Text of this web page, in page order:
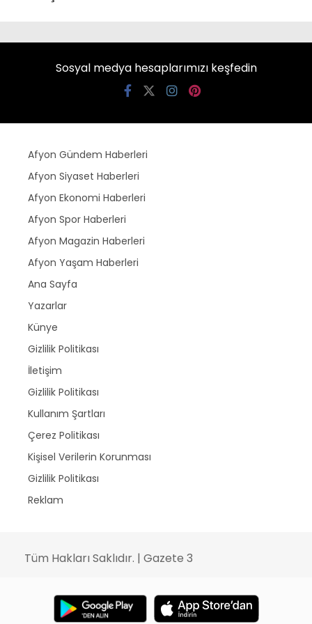
Sosyal medya hesaplarımızı keşfedin
Afyon Gündem Haberleri
Afyon Siyaset Haberleri
Afyon Ekonomi Haberleri
Afyon Spor Haberleri
Afyon Magazin Haberleri
Afyon Yaşam Haberleri
Ana Sayfa
Yazarlar
Künye
Gizlilik Politikası
İletişim
Gizlilik Politikası
Kullanım Şartları
Çerez Politikası
Kişisel Verilerin Korunması
Gizlilik Politikası
Reklam
Tüm Hakları Saklıdır. | Gazete 3